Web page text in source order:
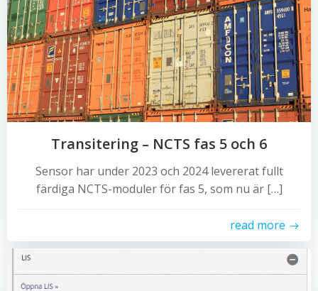
Transitering – NCTS fas 5 och 6
Sensor har under 2023 och 2024 levererat fullt
färdiga NCTS-moduler för fas 5, som nu är […]
read more